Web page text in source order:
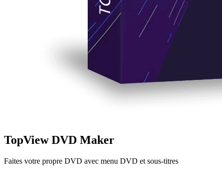
TopView DVD Maker
Faites votre propre DVD avec menu DVD et sous-titres